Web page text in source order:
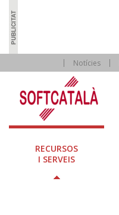
Notícies
RECURSOS
I SERVEIS